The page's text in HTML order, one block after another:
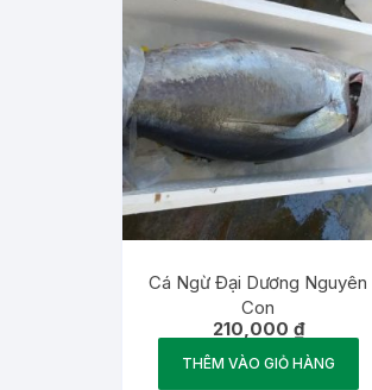
Cá Ngừ Đại Dương Nguyên
Con
210,000 ₫
THÊM VÀO GIỎ HÀNG